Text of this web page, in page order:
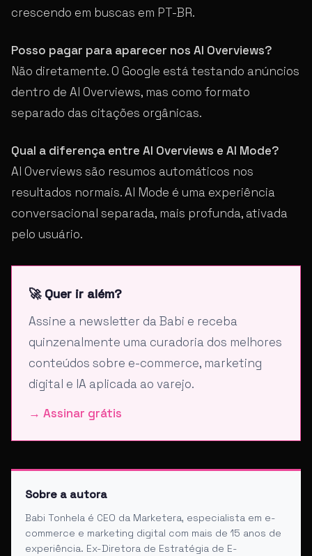
crescendo em buscas em PT-BR.
Posso pagar para aparecer nos AI Overviews?
Não diretamente. O Google está testando anúncios
dentro de AI Overviews, mas como formato
separado das citações orgânicas.
Qual a diferença entre AI Overviews e AI Mode?
AI Overviews são resumos automáticos nos
resultados normais. AI Mode é uma experiência
conversacional separada, mais profunda, ativada
pelo usuário.
🚀 Quer ir além?
Assine a newsletter da Babi e receba
quinzenalmente uma curadoria dos melhores
conteúdos sobre e-commerce, marketing
digital e IA aplicada ao varejo.
→ Assinar grátis
Sobre a autora
Babi Tonhela é CEO da Marketera, especialista em e-
commerce e marketing digital com mais de 15 anos de
experiência. Ex-Diretora de Estratégia de E-